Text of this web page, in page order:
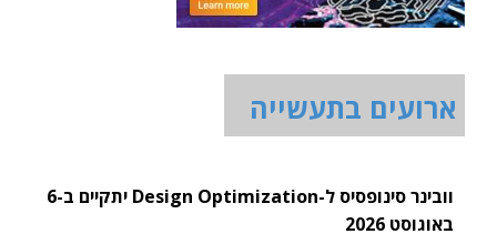
ארועים בתעשייה
וובינר סינופסיס ל-Design Optimization יתקיים ב-6
באוגוסט 2026